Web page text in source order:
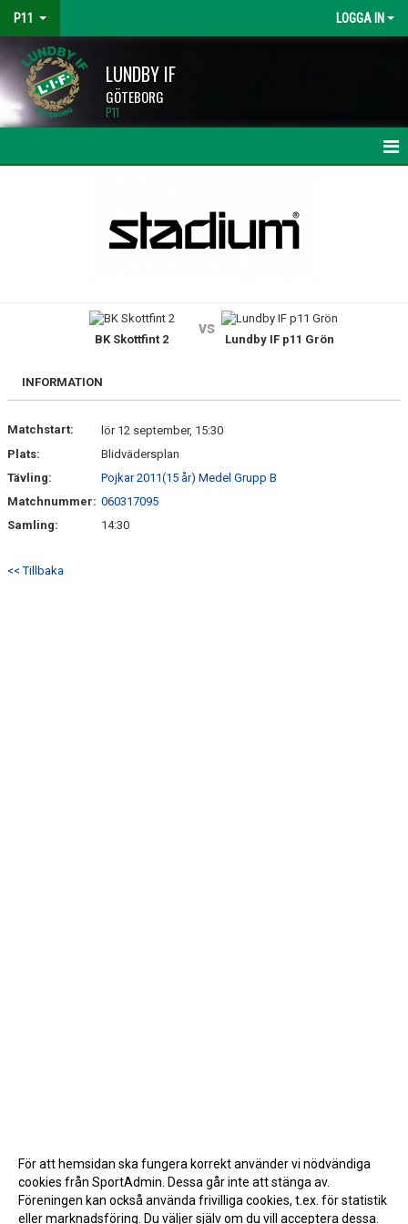
P11 LOGGA IN
LUNDBY IF
GÖTEBORG
P11
BILDGALLERI
KONTAKT
BK Skottfint 2
vs
Lundby IF p11 Grön
INFORMATION
Matchstart:
lör 12 september, 15:30
Plats:
Blidvädersplan
Tävling:
Pojkar 2011(15 år) Medel Grupp B
Matchnummer: 060317095
Samling:
14:30
<< Tillbaka
För att hemsidan ska fungera korrekt använder vi nödvändiga
cookies från SportAdmin. Dessa går inte att stänga av.
Föreningen kan också använda frivilliga cookies, t.ex. för statistik
eller marknadsföring. Du väljer själv om du vill acceptera dessa.